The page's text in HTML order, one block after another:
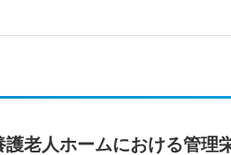
老人ホームにおける管理